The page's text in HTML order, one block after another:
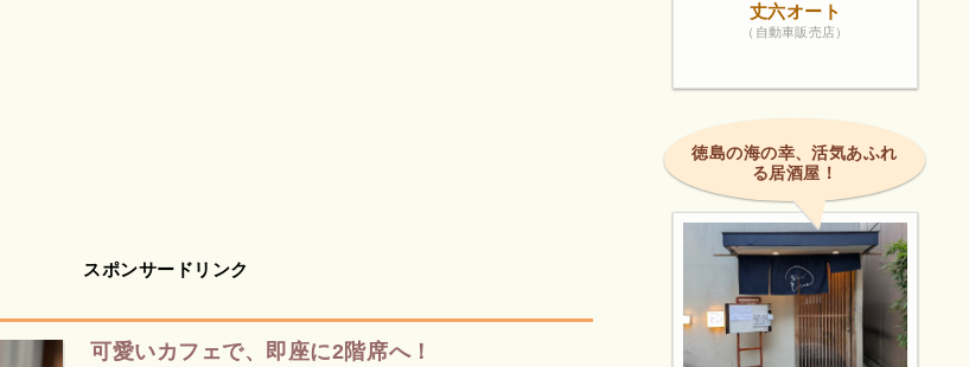
スポンサードリンク
可愛いカフェで、即座に2階席へ！
丈六オート
（自動車販売店）
徳島の海の幸、活気あふれ
る居酒屋！